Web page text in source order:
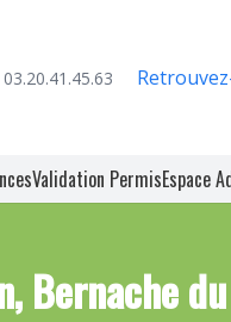
03.20.41.45.63
Validation PermisEspace
Bernache